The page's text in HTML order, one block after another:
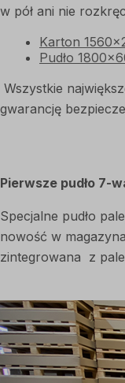
w pół ani nie
Karton
Pudło
Wszystkie
gwarancję
Pierwsze pudło 7-
Specjalne pudło
nowość w
zintegrowana z